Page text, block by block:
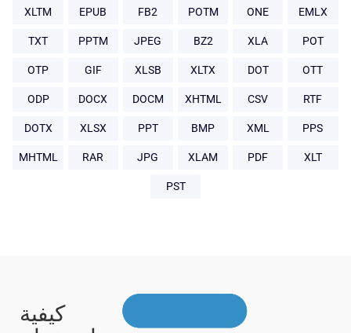
XLTM EPUB FB2 POTM ONE EMLX
TXT PPTM JPEG BZ2 XLA POT
OTP GIF XLSB XLTX DOT OTT
ODP DOCX DOCM XHTML CSV RTF
DOTX XLSX PPT BMP XML PPS
MHTML RAR JPG XLAM PDF XLT
PST
كيفية